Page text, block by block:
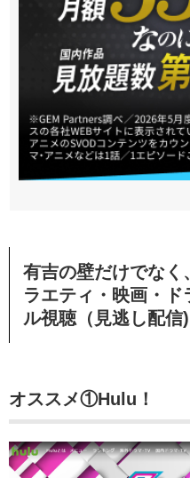
有吉の壁だけでなく
ラエティ・映画・
ル視聴（見逃し配信)
オススメ①Hulu！